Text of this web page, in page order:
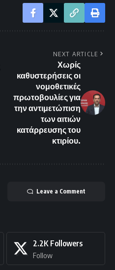
NEXT ARTICLE
Χωρίς
καθυστερήσεις οι
νομοθετικές
πρωτοβουλίες για
την αντιμετώπιση
των αιτιών
κατάρρευσης του
κτιρίου.
Leave a Comment
2.2K Followers
Follow